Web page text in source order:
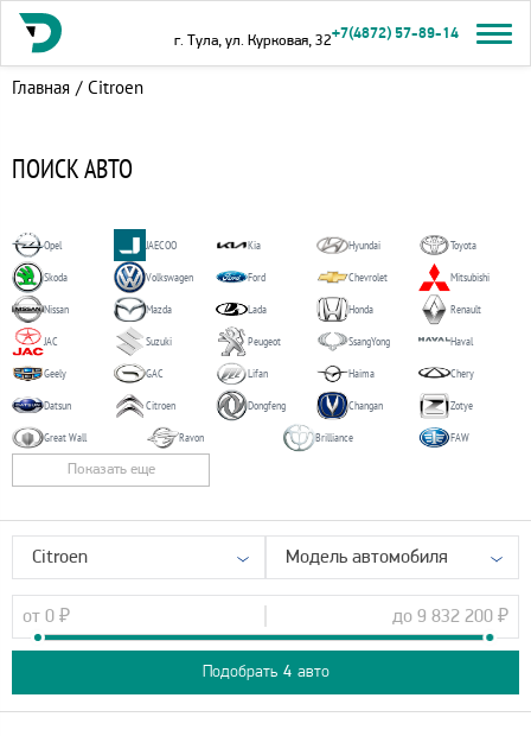
г. Тула, ул. Курковая, 32+7(4872) 57-89-14
Главная / Citroen
ПОИСК АВТО
Opel JAECOO Kia Hyundai Toyota
Skoda Volkswagen Ford Chevrolet Mitsubishi
Nissan Mazda Lada Honda Renault
JAC Suzuki Peugeot SsangYong Haval
Geely GAC Lifan Haima Chery
Datsun Citroen Dongfeng Changan Zotye
Great Wall Ravon Brilliance FAW
Показать еще
Citroen Модель автомобиля
от 0 ₽ до 9 832 200 ₽
Подобрать 4 авто